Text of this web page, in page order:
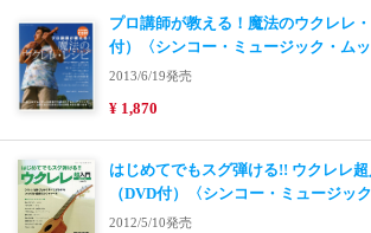
プロ講師が教える！魔法のウクレレ
付）〈シンコー・ミュージック・ムッ
2013/6/19発売
¥ 1,870
はじめてでもスグ弾ける!! ウクレレ超
（DVD付）〈シンコー・ミュージッ
2012/5/10発売